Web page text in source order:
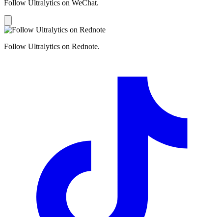
Follow Ultralytics on WeChat.
Follow Ultralytics on Rednote.